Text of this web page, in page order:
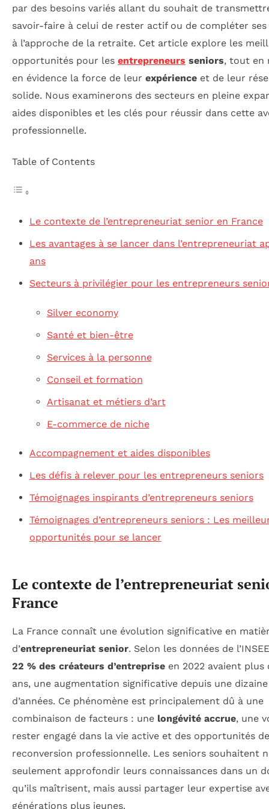
par des besoins variés allant du souhait de
savoir-faire à celui de rester actif ou de compléter ses
à l’approche de la retraite. Cet article explore les
opportunités pour les entrepreneurs seniors, tout en
en évidence la force de leur expérience et de leur
solide. Nous examinerons des secteurs en pleine
aides disponibles et les clés pour réussir dans cette
professionnelle.
Table of Contents
Le contexte de l’entrepreneuriat senior en France
Les avantages à se lancer dans l’entrepreneuriat
ans
Secteurs à privilégier pour les entrepreneurs
Silver economy
Santé et bien-être
Services à la personne
Conseil et formation
Artisanat et métiers d’art
E-commerce de niche
Accompagnement et aides disponibles
Les défis à relever pour les entrepreneurs seniors
Témoignages inspirants d’entrepreneurs seniors
Témoignages d’entrepreneurs seniors : Les
opportunités pour se lancer
Le contexte de l’entrepreneuriat
France
La France connaît une évolution significative en
d’entrepreneuriat senior. Selon les données de
22 % des créateurs d’entreprise en 2022 avaient plus
ans, une augmentation significative depuis une dizaine
d’années. Ce phénomène est principalement dû à une
combinaison de facteurs : une longévité accrue, une
rester engagé dans la vie active et des opportunités de
reconversion professionnelle. Les seniors souhaitent
seulement approfondir leurs connaissances dans un
qu’ils maîtrisent, mais aussi partager leur expertise
générations plus jeunes.